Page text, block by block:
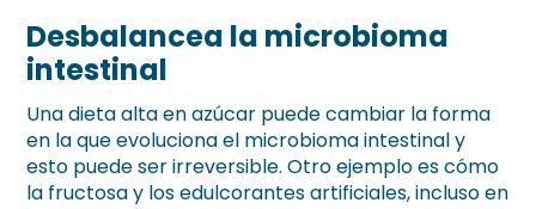
Desbalancea la microbioma
intestinal
Una dieta alta en azúcar puede cambiar la forma
en la que evoluciona el microbioma intestinal y
esto puede ser irreversible. Otro ejemplo es cómo
la fructosa y los edulcorantes artificiales, incluso en